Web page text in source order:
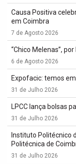
Causa Positiva
em Coimbra
7 de Agosto 2026
“Chico Melenas”,
6 de Agosto 2026
Expofacic: temos
31 de Julho 2026
LPCC lança bolsas
31 de Julho 2026
Instituto Politécnico
Politécnica de
31 de Julho 2026